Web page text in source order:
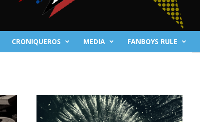
CRONIQUEROS MEDIA FANBOYS RULE